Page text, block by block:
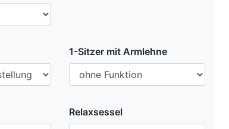
1-Sitzer mit Armlehne
Relaxsessel